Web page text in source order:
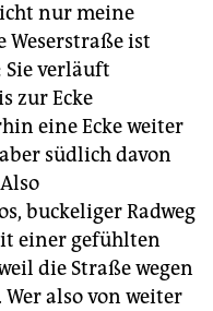
nur meine
ist
verläuft
zur Ecke
eine Ecke weiter
südlich davon
buckeliger Radweg
einer gefühlten
die Straße wegen
also von weiter